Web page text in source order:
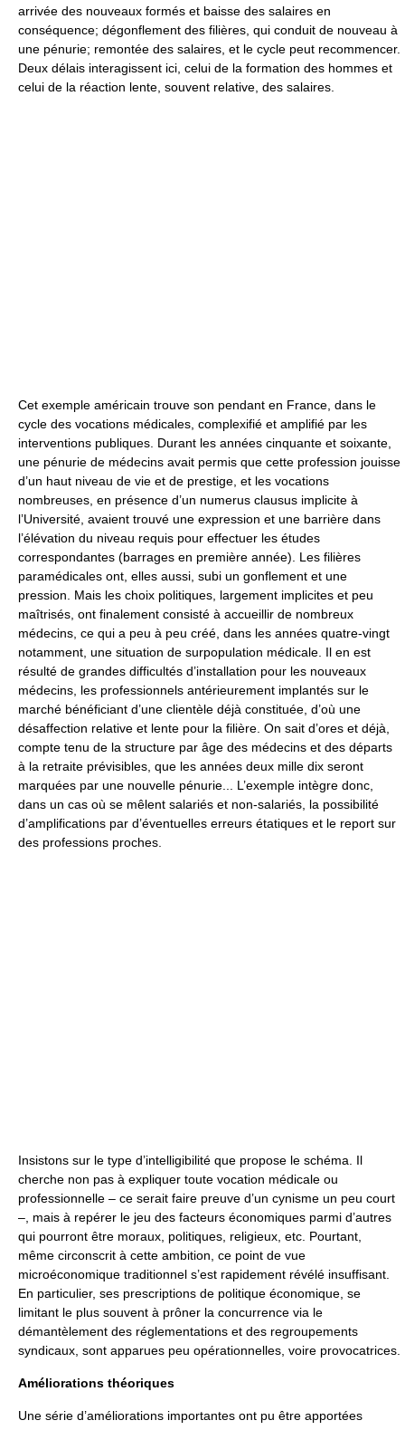
arrivée des nouveaux formés et baisse des salaires en
conséquence; dégonflement des filières, qui conduit de nouveau à
une pénurie; remontée des salaires, et le cycle peut recommencer.
Deux délais interagissent ici, celui de la formation des hommes et
celui de la réaction lente, souvent relative, des salaires.
Cet exemple américain trouve son pendant en France, dans le
cycle des vocations médicales, complexifié et amplifié par les
interventions publiques. Durant les années cinquante et soixante,
une pénurie de médecins avait permis que cette profession jouisse
d’un haut niveau de vie et de prestige, et les vocations
nombreuses, en présence d’un numerus clausus implicite à
l’Université, avaient trouvé une expression et une barrière dans
l’élévation du niveau requis pour effectuer les études
correspondantes (barrages en première année). Les filières
paramédicales ont, elles aussi, subi un gonflement et une
pression. Mais les choix politiques, largement implicites et peu
maîtrisés, ont finalement consisté à accueillir de nombreux
médecins, ce qui a peu à peu créé, dans les années quatre-vingt
notamment, une situation de surpopulation médicale. Il en est
résulté de grandes difficultés d’installation pour les nouveaux
médecins, les professionnels antérieurement implantés sur le
marché bénéficiant d’une clientèle déjà constituée, d’où une
désaffection relative et lente pour la filière. On sait d’ores et déjà,
compte tenu de la structure par âge des médecins et des départs
à la retraite prévisibles, que les années deux mille dix seront
marquées par une nouvelle pénurie... L’exemple intègre donc,
dans un cas où se mêlent salariés et non-salariés, la possibilité
d’amplifications par d’éventuelles erreurs étatiques et le report sur
des professions proches.
Insistons sur le type d’intelligibilité que propose le schéma. Il
cherche non pas à expliquer toute vocation médicale ou
professionnelle – ce serait faire preuve d’un cynisme un peu court
–, mais à repérer le jeu des facteurs économiques parmi d’autres
qui pourront être moraux, politiques, religieux, etc. Pourtant,
même circonscrit à cette ambition, ce point de vue
microéconomique traditionnel s’est rapidement révélé insuffisant.
En particulier, ses prescriptions de politique économique, se
limitant le plus souvent à prôner la concurrence via le
démantèlement des réglementations et des regroupements
syndicaux, sont apparues peu opérationnelles, voire provocatrices.
Améliorations théoriques
Une série d’améliorations importantes ont pu être apportées